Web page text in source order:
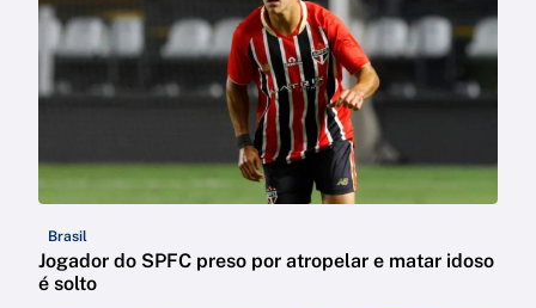
Brasil
Jogador do SPFC preso por atropelar e matar idoso
é solto